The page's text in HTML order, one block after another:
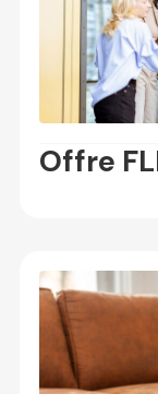
Offre